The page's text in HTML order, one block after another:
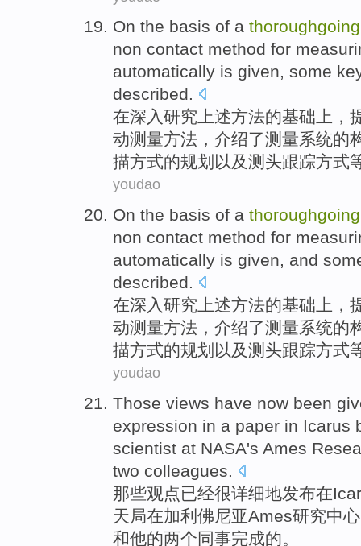
On the basis of a thoroughgoing
non contact method for
automatically is given, some
described.
在深入研究 上述方法的基础上 ，
动测量方法 ，介绍了测量系统的
描方式的规划以及测头跟踪方式
youdao
On the basis of a thoroughgoing
non contact method for
automatically is given, and
described.
在深入研究 上述方法的基础上 ，
动测量方法 ， 介绍了测量系统的
描方式的规划 以及测头跟踪方式
youdao
Those views have now been
expression in a paper in Icarus
scientist at NASA's Ames
two colleagues.
那些观点已经很详细地发布在
天局在加利佛尼亚Ames研究中心
和他的两个同事完成的。